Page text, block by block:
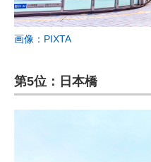
画像：PIXTA
第5位：日本橋